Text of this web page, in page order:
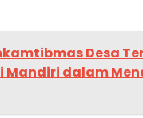
Desa
Mandiri dalam